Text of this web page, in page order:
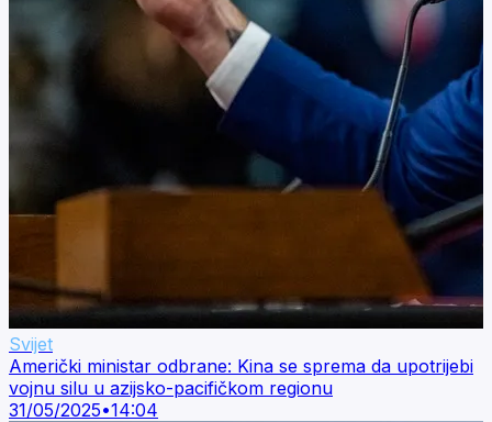
Svijet
Američki ministar odbrane: Kina se sprema da upotrijebi
vojnu silu u azijsko-pacifičkom regionu
31/05/2025•14:04